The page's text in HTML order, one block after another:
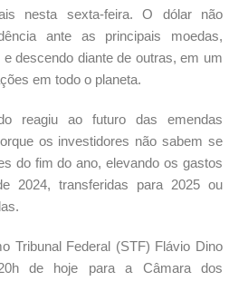
nesta sexta-feira. O dólar não
ante as principais moedas,
descendo diante de outras, em um
em todo o planeta.
reagiu ao futuro das emendas
os investidores não sabem se
do fim do ano, elevando os gastos
2024, transferidas para 2025 ou
Tribunal Federal (STF) Flávio Dino
de hoje para a Câmara dos